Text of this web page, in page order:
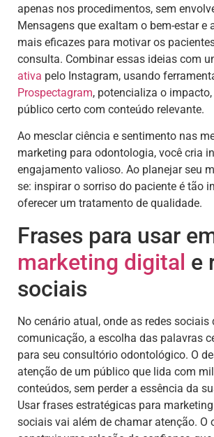
apenas nos procedimentos, sem
Mensagens que exaltam o bem-estar e
mais eficazes para motivar os
consulta. Combinar essas ideias com
ativa pelo Instagram, usando
Prospectagram, potencializa o
público certo com conteúdo relevante.
Ao mesclar ciência e sentimento nas
marketing para odontologia, você cria
engajamento valioso. Ao planejar seu
se: inspirar o sorriso do paciente é tão
oferecer um tratamento de qualidade.
Frases para usar
marketing digital e
sociais
No cenário atual, onde as redes sociais
comunicação, a escolha das palavras
para seu consultório odontológico. O
atenção de um público que lida com
conteúdos, sem perder a essência da
Usar frases estratégicas para
sociais vai além de chamar atenção. O